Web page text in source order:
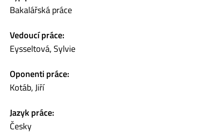
Bakalářská práce
Vedoucí práce:
Eysseltová, Sylvie
Oponenti práce:
Kotáb, Jiří
Jazyk práce:
Česky